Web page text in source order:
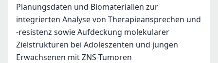
Planungsdaten und Biomaterialien zur
integrierten Analyse von Therapieansprechen und
-resistenz sowie Aufdeckung molekularer
Zielstrukturen bei Adoleszenten und jungen
Erwachsenen mit ZNS-Tumoren